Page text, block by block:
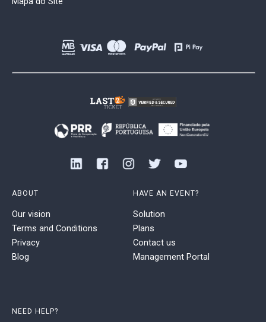
ABOUT
Our vision
Terms and Conditions
Privacy
Blog
HAVE AN EVENT?
Solution
Plans
Contact us
Management Portal
NEED HELP?